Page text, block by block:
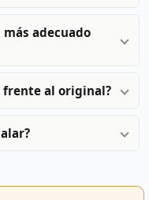
más adecuado
frente al original?